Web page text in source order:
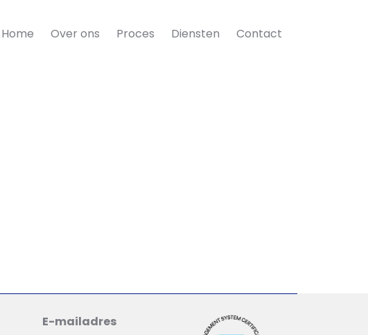
Home Over ons Proces Diensten Contact
E-mailadres